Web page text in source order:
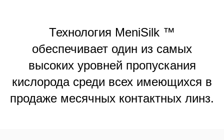
Технология MeniSilk ™
обеспечивает один из самых
высоких уровней пропускания
кислорода среди всех имеющихся в
продаже месячных контактных линз.